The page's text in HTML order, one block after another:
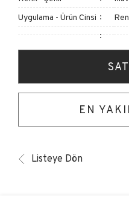
Uygulama - Ürün Cinsi
EN
Listeye Dön